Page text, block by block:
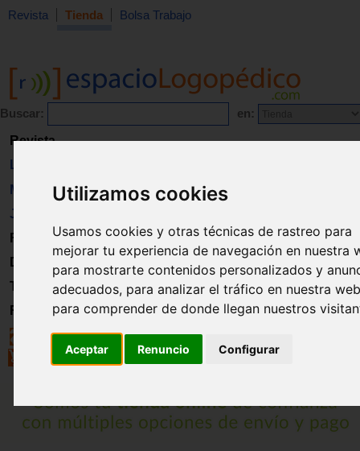
Utilizamos cookies
Usamos cookies y otras técnicas de rastreo para
mejorar tu experiencia de navegación en nuestra
para mostrarte contenidos personalizados y
adecuados, para analizar el tráfico en nuestra
para comprender de donde llegan nuestros
Aceptar Renuncio Configurar
Revista Tienda Bolsa Trabajo
Buscar: en:
Revista
Libros
Material
Juguetes
Formación
Directorio
Trabajo
Registro